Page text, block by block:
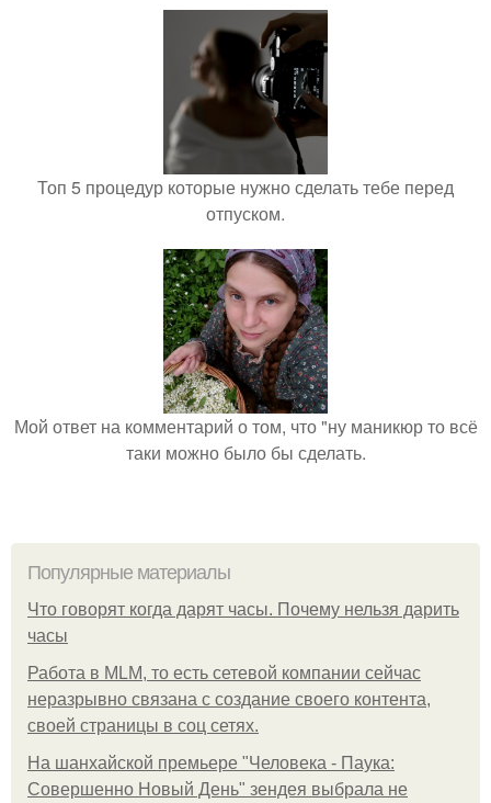
Топ 5 процедур которые нужно сделать тебе перед
отпуском.
Мой ответ на комментарий о том, что "ну маникюр то всё
таки можно было бы сделать.
Популярные материалы
Что говорят когда дарят часы. Почему нельзя дарить
часы
Работа в MLM, то есть сетевой компании сейчас
неразрывно связана с создание своего контента,
своей страницы в соц сетях.
На шанхайской премьере "Человека - Паука:
Совершенно Новый День" зендея выбрала не